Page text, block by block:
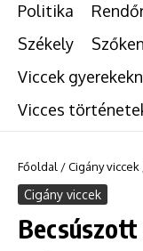
Politika
Székely
Viccek
Vicces
Főoldal /Cigány viccek
Cigány viccek